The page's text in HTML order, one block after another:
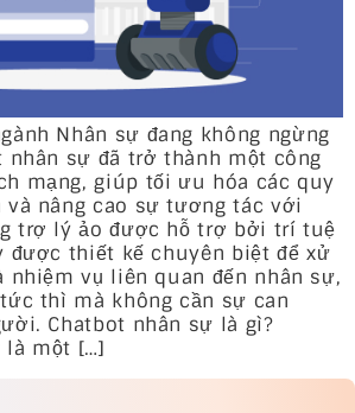
Nhân sự đang không ngừng
nhân sự đã trở thành một công
mạng, giúp tối ưu hóa các quy
nâng cao sự tương tác với
trợ lý ảo được hỗ trợ bởi trí tuệ
được thiết kế chuyên biệt để xử
nhiệm vụ liên quan đến nhân sự,
thì mà không cần sự can
Chatbot nhân sự là gì?
là một […]